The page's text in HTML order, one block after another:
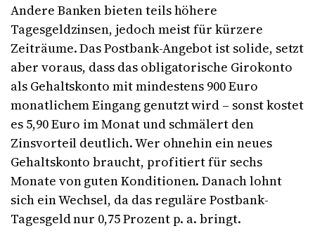
Andere Banken bieten teils höhere
Tagesgeldzinsen, jedoch meist für kürzere
Zeiträume. Das Postbank-Angebot ist solide, setzt
aber voraus, dass das obligatorische Girokonto
als Gehaltskonto mit mindestens 900 Euro
monatlichem Eingang genutzt wird – sonst kostet
es 5,90 Euro im Monat und schmälert den
Zinsvorteil deutlich. Wer ohnehin ein neues
Gehaltskonto braucht, profitiert für sechs
Monate von guten Konditionen. Danach lohnt
sich ein Wechsel, da das reguläre Postbank-
Tagesgeld nur 0,75 Prozent p. a. bringt.